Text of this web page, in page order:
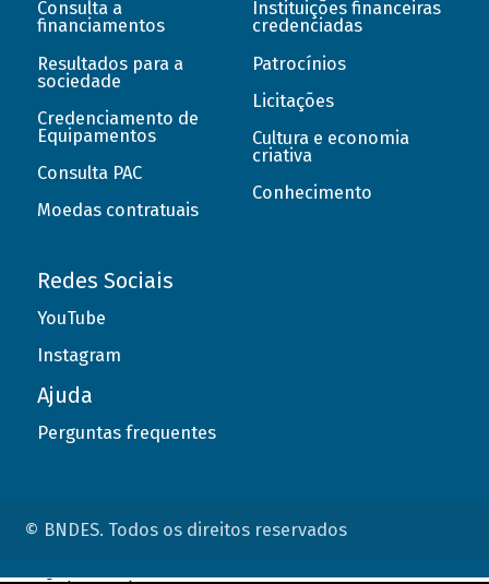
Consulta a
financiamentos
Resultados para a
sociedade
Credenciamento de
Equipamentos
Consulta PAC
Moedas contratuais
Instituições financeiras
credenciadas
Patrocínios
Licitações
Cultura e economia
criativa
Conhecimento
Redes Sociais
YouTube
Instagram
Ajuda
Perguntas frequentes
© BNDES. Todos os direitos reservados